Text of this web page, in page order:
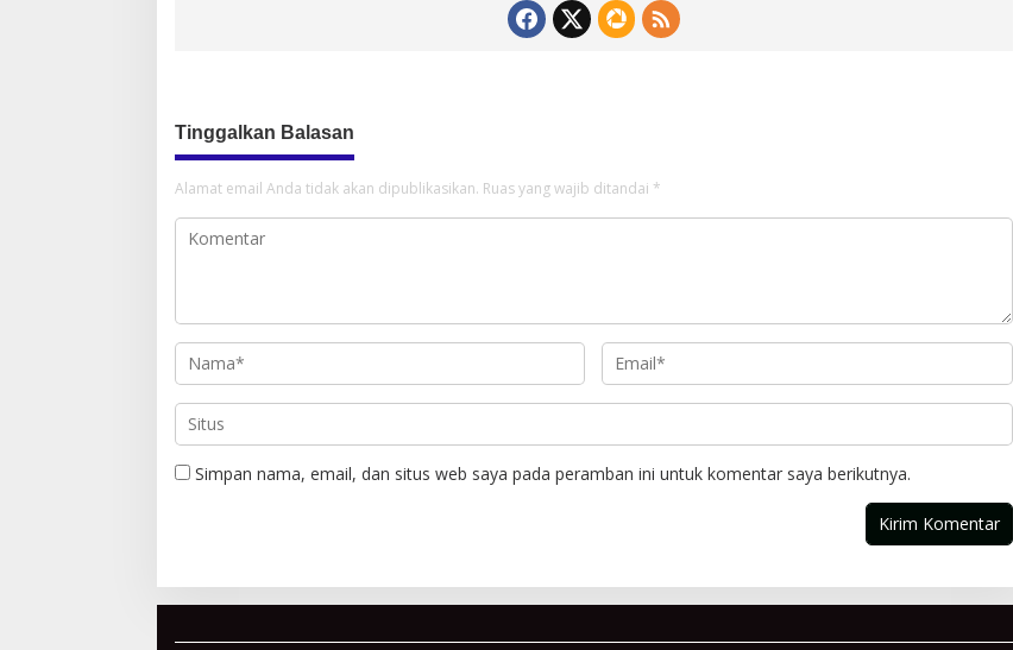
Tinggalkan Balasan
Alamat email Anda tidak akan dipublikasikan. Ruas yang wajib ditandai *
Simpan nama, email, dan situs web saya pada peramban ini untuk komentar saya berikutnya.